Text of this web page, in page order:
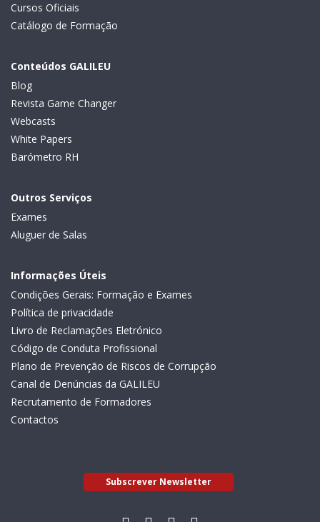
Cursos Oficiais
Catálogo de Formação
Conteúdos GALILEU
Blog
Revista Game Changer
Webcasts
White Papers
Barómetro RH
Outros Serviços
Exames
Aluguer de Salas
Informações Úteis
Condições Gerais: Formação e Exames
Política de privacidade
Livro de Reclamações Eletrónico
Código de Conduta Profissional
Plano de Prevenção de Riscos de Corrupção
Canal de Denúncias da GALILEU
Recrutamento de Formadores
Contactos
Subscrever Newsletter